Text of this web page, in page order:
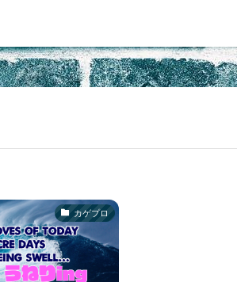
カゲプロ